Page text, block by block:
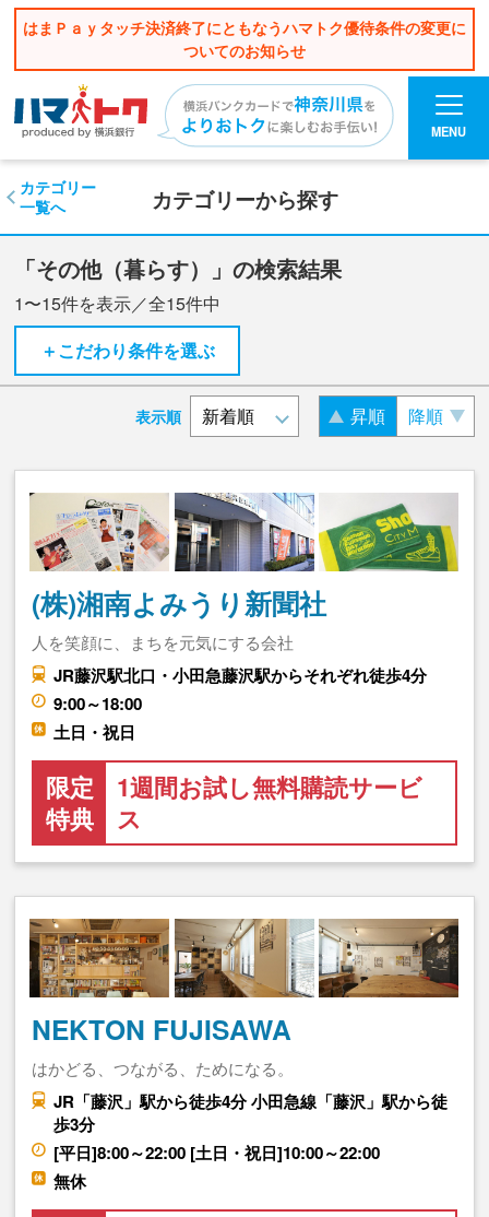
はまＰａｙタッチ決済終了にともなうハマトク優待条件の変更に
ついてのお知らせ
MENU
カテゴリーから探す
カテゴリー
一覧へ
「その他（暮らす）」の検索結果
1〜15件を表示／全15件中
＋こだわり条件を選ぶ
表示順 昇順 降順
(株)湘南よみうり新聞社
人を笑顔に、まちを元気にする会社
JR藤沢駅北口・小田急藤沢駅からそれぞれ徒歩4分
9:00～18:00
土日・祝日
限定
特典
1週間お試し無料購読サービ
ス
NEKTON FUJISAWA
はかどる、つながる、ためになる。
JR「藤沢」駅から徒歩4分 小田急線「藤沢」駅から徒
歩3分
[平日]8:00～22:00 [土日・祝日]10:00～22:00
無休